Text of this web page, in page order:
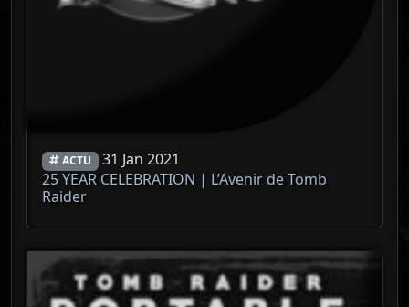
ACTU 31 Jan 2021
25 YEAR CELEBRATION | L’Avenir de Tomb
Raider